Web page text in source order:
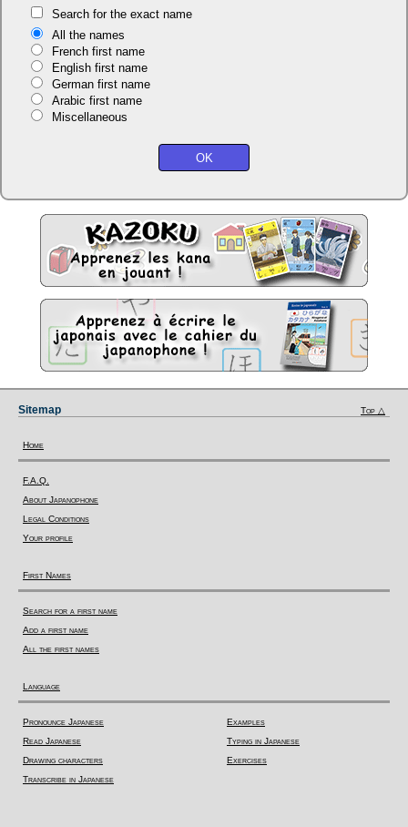
Search for the exact name
All the names
French first name
English first name
German first name
Arabic first name
Miscellaneous
Sitemap Top △
Home
F.A.Q.
About Japanophone
Legal Conditions
Your profile
First Names
Search for a first name
Add a first name
All the first names
Language
Pronounce Japanese
Read Japanese
Drawing characters
Transcribe in Japanese
Examples
Typing in Japanese
Exercises